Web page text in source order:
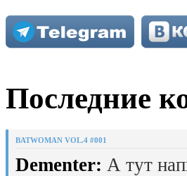
Последние
BATWOMAN VOL.4 #001
Dementer: А тут